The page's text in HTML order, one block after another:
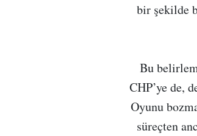
bir şekilde
Bu
CHP’ye de,
Oyunu
süreçten